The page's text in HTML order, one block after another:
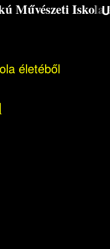
Művészeti Iskola
életéből